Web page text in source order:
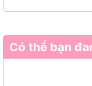
Có thể bạn